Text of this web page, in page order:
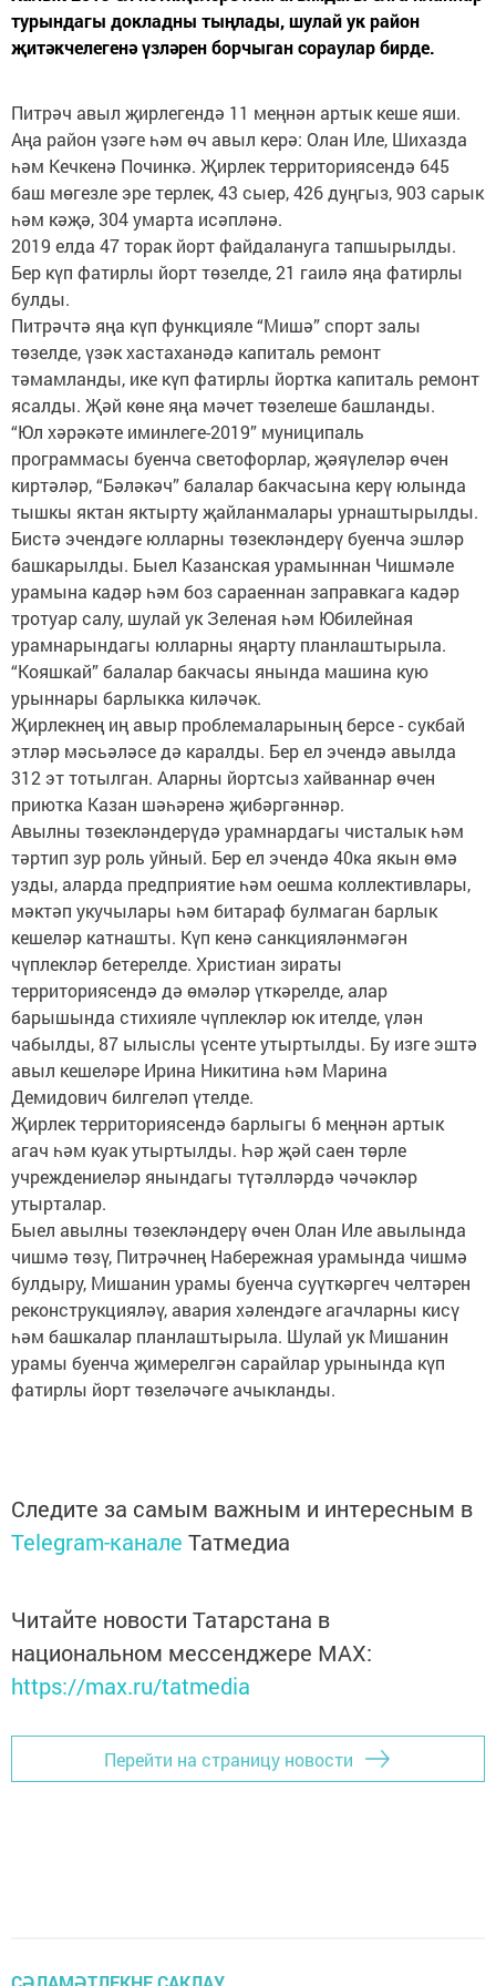
турындагы докладны тыңлады, шулай ук район
җитәкчелегенә үзләрен борчыган сораулар бирде.
Питрәч авыл җирлегендә 11 меңнән артык кеше яши.
Аңа район үзәге һәм өч авыл керә: Олан Иле, Шихазда
һәм Кечкенә Починкә. Җирлек территориясендә 645
баш мөгезле эре терлек, 43 сыер, 426 дуңгыз, 903 сарык
һәм кәҗә, 304 умарта исәпләнә.
2019 елда 47 торак йорт файдалануга тапшырылды.
Бер күп фатирлы йорт төзелде, 21 гаилә яңа фатирлы
булды.
Питрәчтә яңа күп функцияле “Мишә” спорт залы
төзелде, үзәк хастаханәдә капиталь ремонт
тәмамланды, ике күп фатирлы йортка капиталь ремонт
ясалды. Җәй көне яңа мәчет төзелеше башланды.
“Юл хәрәкәте иминлеге-2019” муниципаль
программасы буенча светофорлар, җәяүлеләр өчен
киртәләр, “Бәләкәч” балалар бакчасына керү юлында
тышкы яктан яктырту җайланмалары урнаштырылды.
Бистә эчендәге юлларны төзекләндерү буенча эшләр
башкарылды. Быел Казанская урамыннан Чишмәле
урамына кадәр һәм боз сараеннан заправкага кадәр
тротуар салу, шулай ук Зеленая һәм Юбилейная
урамнарындагы юлларны яңарту планлаштырыла.
“Кояшкай” балалар бакчасы янында машина кую
урыннары барлыкка киләчәк.
Җирлекнең иң авыр проблемаларының берсе - сукбай
этләр мәсьәләсе дә каралды. Бер ел эчендә авылда
312 эт тотылган. Аларны йортсыз хайваннар өчен
приютка Казан шәһәренә җибәргәннәр.
Авылны төзекләндерүдә урамнардагы чисталык һәм
тәртип зур роль уйный. Бер ел эчендә 40ка якын өмә
узды, аларда предприятие һәм оешма коллективлары,
мәктәп укучылары һәм битараф булмаган барлык
кешеләр катнашты. Күп кенә санкцияләнмәгән
чүплекләр бетерелде. Христиан зираты
территориясендә дә өмәләр үткәрелде, алар
барышында стихияле чүплекләр юк ителде, үлән
чабылды, 87 ылыслы үсенте утыртылды. Бу изге эштә
авыл кешеләре Ирина Никитина һәм Марина
Демидович билгеләп үтелде.
Җирлек территориясендә барлыгы 6 меңнән артык
агач һәм куак утыртылды. Һәр җәй саен төрле
учреждениеләр янындагы түтәлләрдә чәчәкләр
утырталар.
Быел авылны төзекләндерү өчен Олан Иле авылында
чишмә төзү, Питрәчнең Набережная урамында чишмә
булдыру, Мишанин урамы буенча суүткәргеч челтәрен
реконструкцияләү, авария хәлендәге агачларны кисү
һәм башкалар планлаштырыла. Шулай ук Мишанин
урамы буенча җимерелгән сарайлар урынында күп
фатирлы йорт төзеләчәге ачыкланды.
Следите за самым важным и интересным в
Telegram-канале Татмедиа
Читайте новости Татарстана в
национальном мессенджере MАХ:
https://max.ru/tatmedia
Перейти на страницу новости